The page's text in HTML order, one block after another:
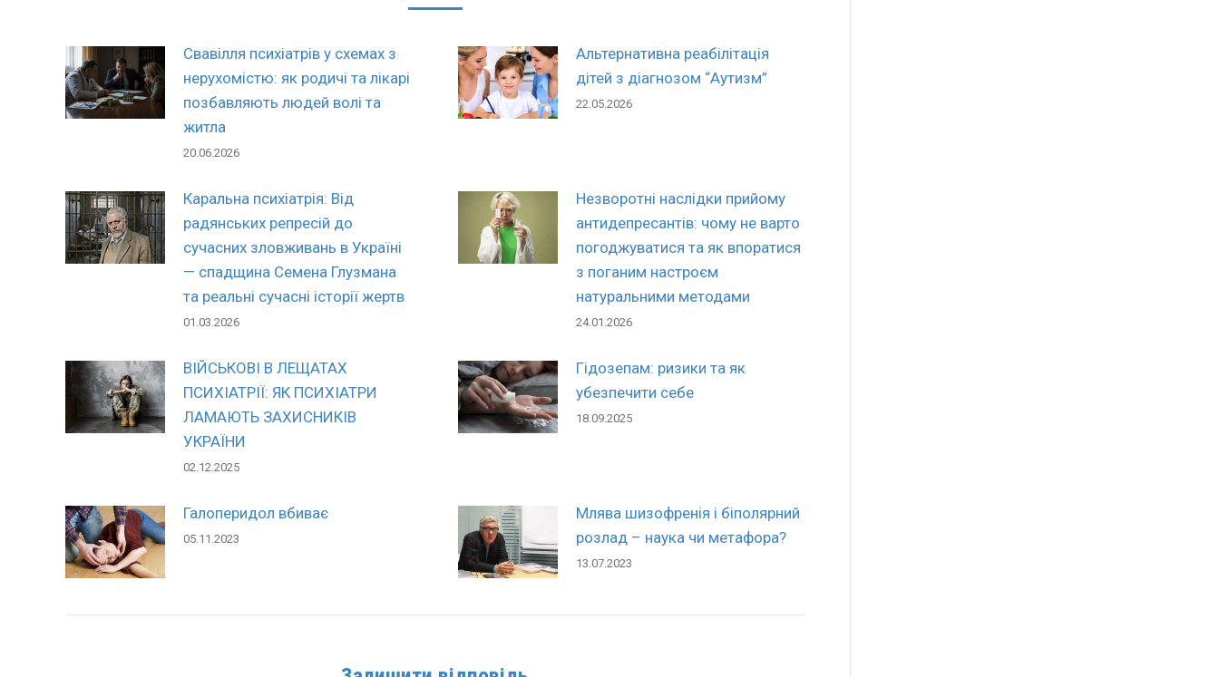
Свавілля психіатрів у схемах з
нерухомістю: як родичі та лікарі
позбавляють людей волі та
житла
20.06.2026
Альтернативна реабілітація
дітей з діагнозом “Аутизм”
22.05.2026
Каральна психіатрія: Від
радянських репресій до
сучасних зловживань в Україні
— спадщина Семена Глузмана
та реальні сучасні історії жертв
01.03.2026
Незворотні наслідки прийому
антидепресантів: чому не варто
погоджуватися та як впоратися
з поганим настроєм
натуральними методами
24.01.2026
ВІЙСЬКОВІ В ЛЕЩАТАХ
ПСИХІАТРІЇ: ЯК ПСИХІАТРИ
ЛАМАЮТЬ ЗАХИСНИКІВ
УКРАЇНИ
02.12.2025
Гідозепам: ризики та як
убезпечити себе
18.09.2025
Галоперидол вбиває
05.11.2023
Млява шизофренія і біполярний
розлад – наука чи метафора?
13.07.2023